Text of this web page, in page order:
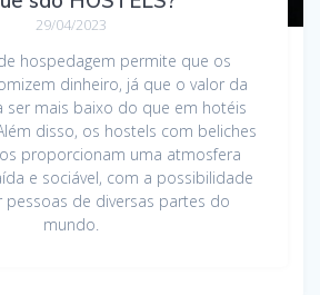
29/04/2023
hospedagem permite que os
dinheiro, já que o valor da
ser mais baixo do que em hotéis
disso, os hostels com beliches
proporcionam uma atmosfera
e sociável, com a possibilidade
pessoas de diversas partes do
mundo.